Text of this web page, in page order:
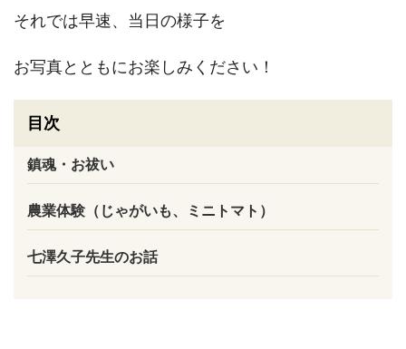
それでは早速、当日の様子を
お写真とともにお楽しみください！
目次
鎮魂・お祓い
農業体験（じゃがいも、ミニトマト）
七澤久子先生のお話